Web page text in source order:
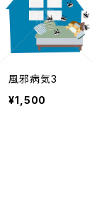
風邪病気3
¥1,500